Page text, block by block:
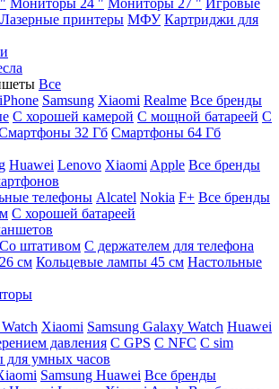
Мониторы 24 " Мониторы 27 " Игровые
Лазерные принтеры МФУ Картриджи для
Все
Samsung Xiaomi Realme Все бренды
С хорошей камерой С мощной батареей С
32 Гб Смартфоны 64 Гб
Huawei Lenovo Xiaomi Apple Все бренды
телефоны Alcatel Nokia F+ Все бренды
С хорошей батареей
Со штативом C держателем для телефона
см Кольцевые лампы 45 см Настольные
Xiaomi Samsung Galaxy Watch Huawei
давления C GPS C NFC C sim
для умных часов
Samsung Huawei Все бренды